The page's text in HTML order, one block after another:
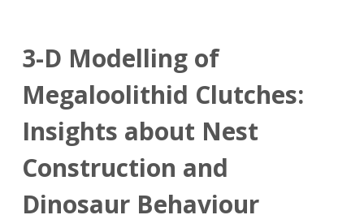
3-D Modelling of
Megaloolithid Clutches:
Insights about Nest
Construction and
Dinosaur Behaviour